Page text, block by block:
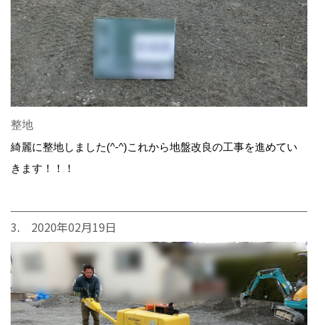
整地
綺麗に整地しました(^-^)これから地盤改良の工事を進めてい
きます！！！
3. 2020年02月19日